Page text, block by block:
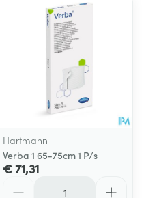
Hartmann
Verba 1 65-75cm 1 P/s
€ 71,31